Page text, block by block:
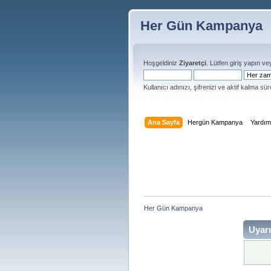
Her Gün Kampanya
Hoşgeldiniz Ziyaretçi . Lütfen giriş yapın
Kullanıcı adınızı, şifrenizi ve aktif kalma
Ana Sayfa Hergün Kampanya Yardım
Her Gün Kampanya